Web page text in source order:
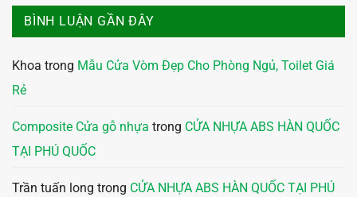
BÌNH LUẬN GẦN ĐÂY
Khoa trong Mẫu Cửa Vòm Đẹp Cho Phòng Ngủ, Toilet Giá
Rẻ
Composite Cửa gỗ nhựa trong CỬA NHỰA ABS HÀN QUỐC
TẠI PHÚ QUỐC
Trần tuấn long trong CỬA NHỰA ABS HÀN QUỐC TẠI PHÚ